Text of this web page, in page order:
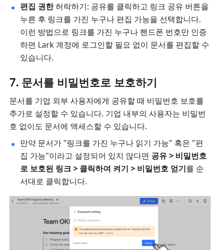
편집 권한 허락하기: 공유를 클릭하고 링크 공유 버튼을
누른 후 링크를 가진 누구나 편집 가능을 선택합니다.
이런 방법으로 링크를 가진 누구나 핸드폰 번호만 인증
하면 Lark 계정에 로그인할 필요 없이 문서를 편집할 수
있습니다.
문서를 비밀번호로 보호하기
문서를 기업 외부 사용자에게 공유할 때 비밀번호 보호를
추가로 설정할 수 있습니다. 기업 내부의 사용자는 비밀번
호 없이도 문서에 액세스할 수 있습니다.
만약 문서가 "링크를 가진 누구나 읽기 가능" 혹은 "편
집 가능"이라고 설정되어 있지 않다면 공유 > 비밀번호
로 보호된 링크 > 클릭하여 켜기 > 비밀번호 얻기를 순
서대로 클릭합니다.